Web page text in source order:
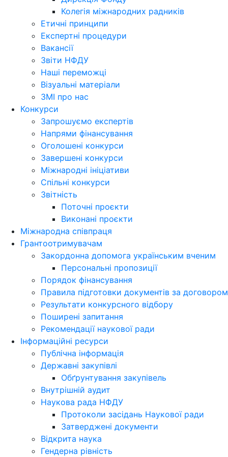
Колегія міжнародних радників
Етичні принципи
Експертні процедури
Вакансії
Звіти НФДУ
Наші переможці
Візуальні матеріали
ЗМІ про нас
Конкурси
Запрошуємо експертів
Напрями фінансування
Оголошені конкурси
Завершені конкурси
Міжнародні ініціативи
Спільні конкурси
Звітність
Поточні проєкти
Виконані проєкти
Міжнародна співпраця
Грантоотримувачам
Закордонна допомога українським вченим
Персональні пропозиції
Порядок фінансування
Правила підготовки документів за договором
Результати конкурсного відбору
Поширені запитання
Рекомендації наукової ради
Інформаційні ресурси
Публічна інформація
Державні закупівлі
Обґрунтування закупівель
Внутрішній аудит
Наукова рада НФДУ
Протоколи засідань Наукової ради
Затверджені документи
Відкрита наука
Гендерна рівність